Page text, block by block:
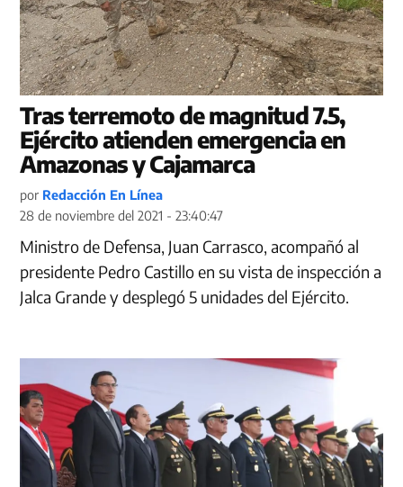
Tras terremoto de magnitud 7.5,
Ejército atienden emergencia en
Amazonas y Cajamarca
por Redacción En Línea
28 de noviembre del 2021 - 23:40:47
Ministro de Defensa, Juan Carrasco, acompañó al
presidente Pedro Castillo en su vista de inspección a
Jalca Grande y desplegó 5 unidades del Ejército.